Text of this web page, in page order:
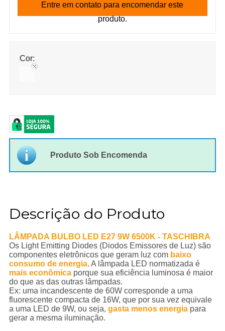
Entre em contato para encomendar este
produto.
Cor:
Produto Sob Encomenda
Descrição do Produto
LÂMPADA BULBO LED E27 9W 6500K - TASCHIBRA
Os Light Emitting Diodes (Diodos Emissores de Luz) são
componentes eletrônicos que geram luz com baixo
consumo de energia. A lâmpada LED normatizada é
mais econômicaporque sua eficiência luminosa é maior
do que as das outras lâmpadas.
Ex: uma incandescente de 60W corresponde a uma
fluorescente compacta de 16W, que por sua vez equivale
a uma LED de 9W, ou seja, gasta menos energiapara
gerar a mesma iluminação.